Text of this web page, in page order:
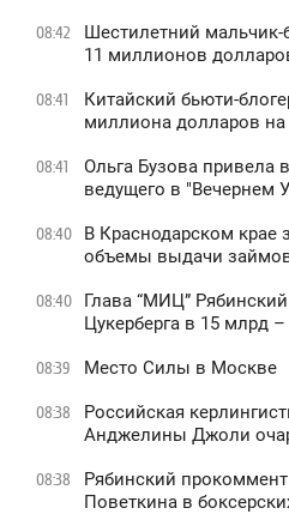
08:42
Шестилетний мальчик-
11 миллионов
08:41
Китайский бьюти-
миллиона долларов
08:41
Ольга Бузова привела
ведущего в "Вечернем
08:40
В Краснодарском
объемы выдачи
08:40
Глава “МИЦ”
Цукерберга в 15 млрд
08:39 Место Силы в Москве
08:38
Российская
Анджелины Джоли
08:38
Рябинский
Поветкина в